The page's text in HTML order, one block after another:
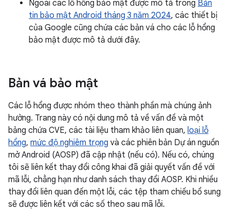
Ngoài các lỗ hổng bảo mật được mô tả trong Bản
tin bảo mật Android tháng 3 năm 2024, các thiết bị
của Google cũng chứa các bản vá cho các lỗ hổng
bảo mật được mô tả dưới đây.
Bản vá bảo mật
Các lỗ hổng được nhóm theo thành phần mà chúng ảnh
hưởng. Trang này có nội dung mô tả về vấn đề và một
bảng chứa CVE, các tài liệu tham khảo liên quan, loại lỗ
hổng, mức độ nghiêm trọng và các phiên bản Dự án nguồn
mở Android (AOSP) đã cập nhật (nếu có). Nếu có, chúng
tôi sẽ liên kết thay đổi công khai đã giải quyết vấn đề với
mã lỗi, chẳng hạn như danh sách thay đổi AOSP. Khi nhiều
thay đổi liên quan đến một lỗi, các tệp tham chiếu bổ sung
sẽ được liên kết với các số theo sau mã lỗi.